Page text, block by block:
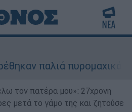
παλιά πυρομαχικά στο
τον πατέρα μου»: 27χρονη
μετά το γάμο της και ζητούσε